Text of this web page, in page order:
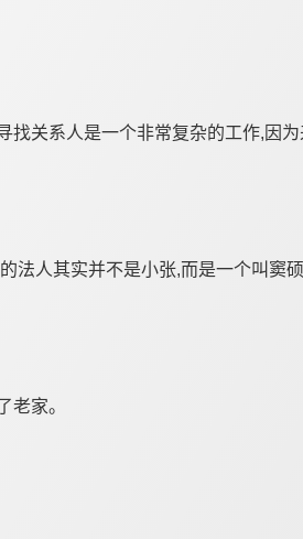
找关系人是一个非常复杂的工作,因
法人其实并不是小张,而是一个叫窦
老家。